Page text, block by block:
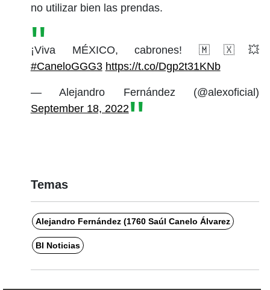
no utilizar bien las prendas.
¡Viva MÉXICO, cabrones! 🇲🇽💥
#CaneloGGG3 https://t.co/Dgp2t31KNb
— Alejandro Fernández (@alexoficial)
September 18, 2022
Temas
Alejandro Fernández (1760 Saúl Canelo Álvarez
BI Noticias